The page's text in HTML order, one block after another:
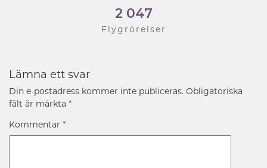
2 047
Flygrörelser
Lämna ett svar
Din e-postadress kommer inte publiceras. Obligatoriska
fält är märkta *
Kommentar *